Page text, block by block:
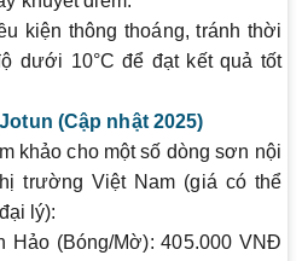
kiện thông thoáng, tránh thời
dưới 10°C để đạt kết quả tốt
(Cập nhật 2025)
khảo cho một số dòng sơn nội
trường Việt Nam (giá có thể
lý):
Hảo (Bóng/Mờ): 405.000 VNĐ